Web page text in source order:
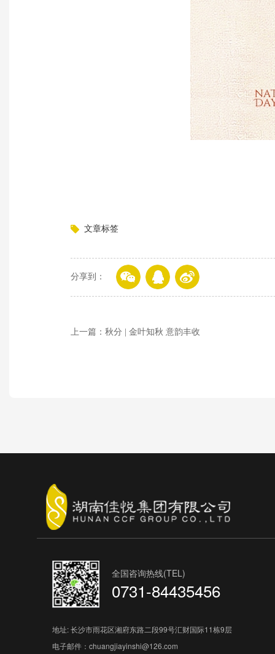
文章标签
分享到：
上一篇：秋分 | 金叶知秋 意韵丰收
全国咨询热线(TEL)
0731-84435456
地址: 长沙市雨花区湘府东路二段99号汇财国际11栋9层
电子邮件：chuangjiayinshi@126.com